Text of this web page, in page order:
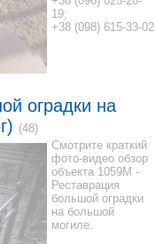
19;
+38 (098) 615-33-02
оградки на
(48)
Смотрите краткий
фото-видео обзор
объекта 1059М -
Реставрация
большой оградки
на большой
могиле.